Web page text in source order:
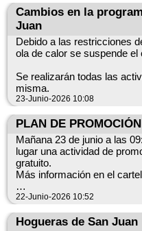
Una oportunidad perfecta
actividades educativas,
seguro y divertido.
Cambios en la
Juan
Debido a las restricciones
ola de calor se suspende el
Se realizarán todas las
misma.
23-Junio-2026 10:08
PLAN DE
Mañana 23 de junio a las
lugar una actividad de
gratuito.
Más información en el
¡¡Súmate a la
22-Junio-2026 10:52
Hogueras de San Juan